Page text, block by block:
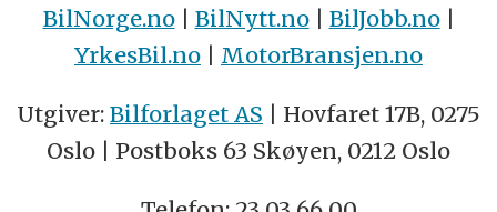
BilNorge.no| BilNytt.no| BilJobb.no|
YrkesBil.no | MotorBransjen.no
Utgiver: Bilforlaget AS | Hovfaret 17B, 0275
Oslo | Postboks 63 Skøyen, 0212 Oslo